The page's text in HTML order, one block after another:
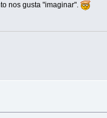
nos gusta "imaginar".